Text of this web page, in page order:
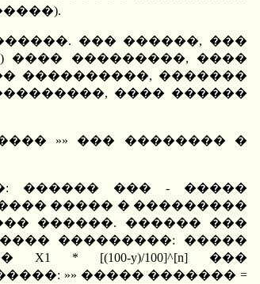
��� ������, ���
���� ���������, ����
����������, �������
���� ������
»» ��� �������� �
������ ��� - �����
����� � ���������
� ��� ������. ������ ���
���������: �����
* [(100-y)/100]^[n] ���
»» ����� ������� =